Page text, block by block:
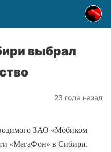
выбрал
23 года назад
ЗАО «Мобиком-
«МегаФон» в Сибири.